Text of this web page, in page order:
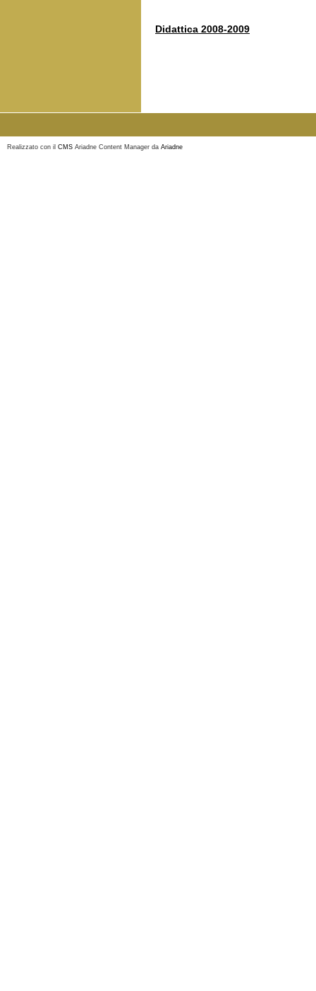
Didattica 2008-2009
Realizzato con il CMS Ariadne Content Manager da Ariadne